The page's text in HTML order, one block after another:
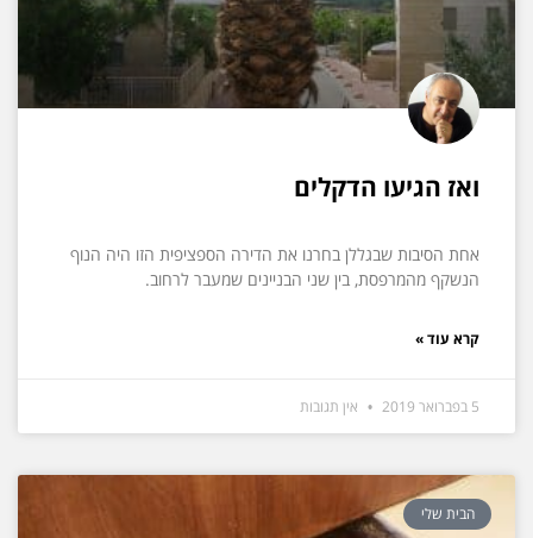
ואז הגיעו הדקלים
אחת הסיבות שבגללן בחרנו את הדירה הספציפית הזו היה הנוף
הנשקף מהמרפסת, בין שני הבניינים שמעבר לרחוב.
קרא עוד »
5 בפברואר 2019 אין תגובות
הבית שלי